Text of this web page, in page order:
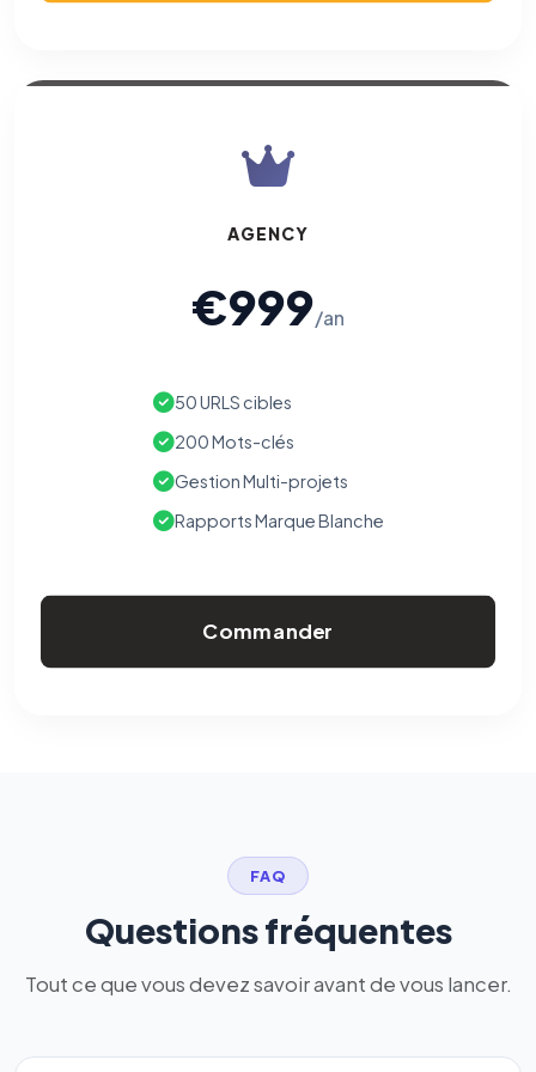
AGENCY
€999/an
50 URLS cibles
200 Mots-clés
Gestion Multi-projets
Rapports Marque Blanche
Commander
FAQ
Questions fréquentes
Tout ce que vous devez savoir avant de vous lancer.